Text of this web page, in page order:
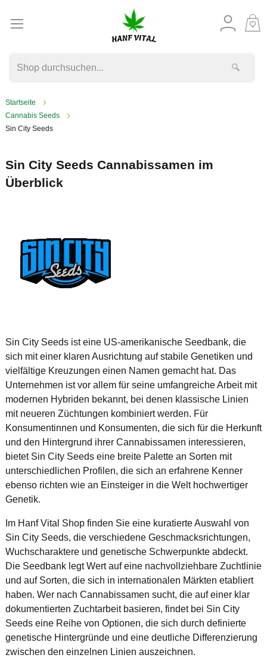
🔍
Startseite
Cannabis Seeds
Sin City Seeds
Sin City Seeds Cannabissamen im
Überblick
Sin City Seeds ist eine US-amerikanische Seedbank, die
sich mit einer klaren Ausrichtung auf stabile Genetiken und
vielfältige Kreuzungen einen Namen gemacht hat. Das
Unternehmen ist vor allem für seine umfangreiche Arbeit mit
modernen Hybriden bekannt, bei denen klassische Linien
mit neueren Züchtungen kombiniert werden. Für
Konsumentinnen und Konsumenten, die sich für die Herkunft
und den Hintergrund ihrer Cannabissamen interessieren,
bietet Sin City Seeds eine breite Palette an Sorten mit
unterschiedlichen Profilen, die sich an erfahrene Kenner
ebenso richten wie an Einsteiger in die Welt hochwertiger
Genetik.
Im Hanf Vital Shop finden Sie eine kuratierte Auswahl von
Sin City Seeds, die verschiedene Geschmacksrichtungen,
Wuchscharaktere und genetische Schwerpunkte abdeckt.
Die Seedbank legt Wert auf eine nachvollziehbare Zuchtlinie
und auf Sorten, die sich in internationalen Märkten etabliert
haben. Wer nach Cannabissamen sucht, die auf einer klar
dokumentierten Zuchtarbeit basieren, findet bei Sin City
Seeds eine Reihe von Optionen, die sich durch definierte
genetische Hintergründe und eine deutliche Differenzierung
zwischen den einzelnen Linien auszeichnen.